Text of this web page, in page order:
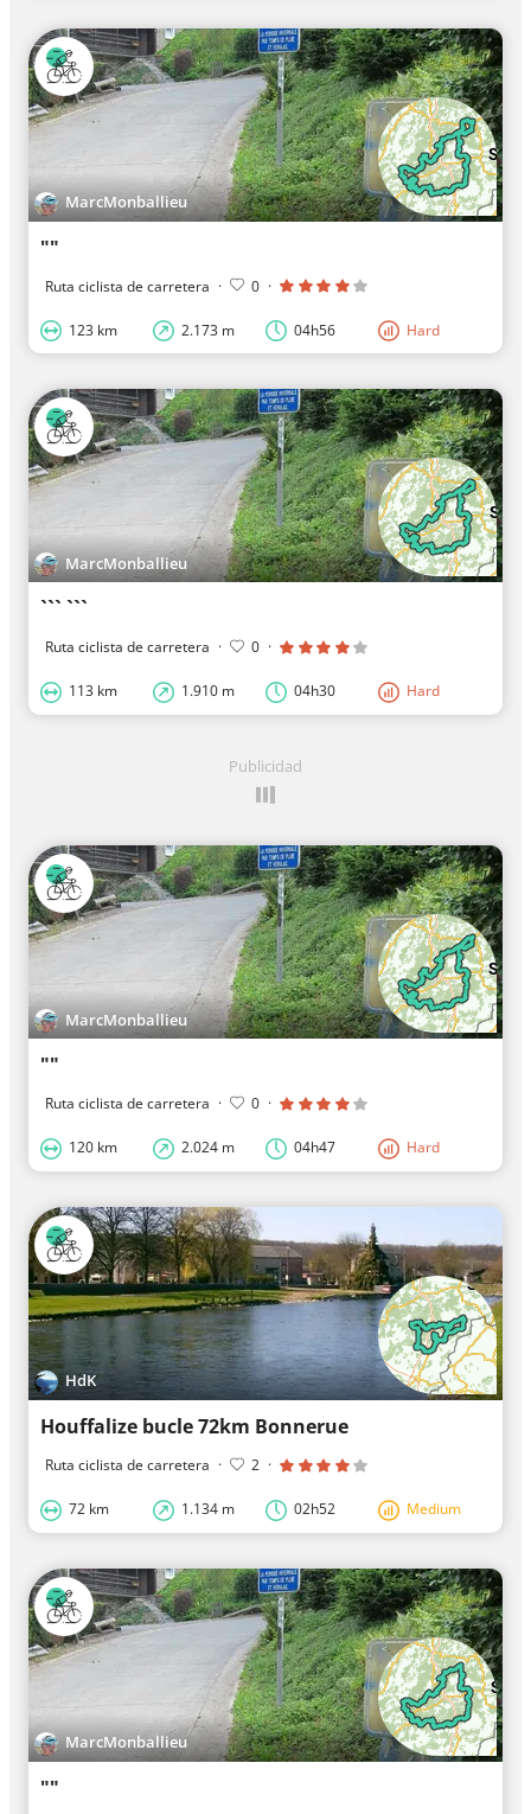
MarcMonballieu
""
Ruta ciclista de carretera · 0 ·
123 km 2.173 m 04h56 Hard
MarcMonballieu
``` ```
Ruta ciclista de carretera · 0 ·
113 km 1.910 m 04h30 Hard
Publicidad
MarcMonballieu
""
Ruta ciclista de carretera · 0 ·
120 km 2.024 m 04h47 Hard
HdK
Houffalize bucle 72km Bonnerue
Ruta ciclista de carretera · 2 ·
72 km 1.134 m 02h52 Medium
MarcMonballieu
""